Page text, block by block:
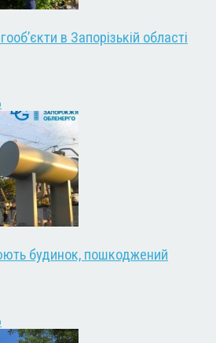
в Запорізькій області
будинок, пошкоджений